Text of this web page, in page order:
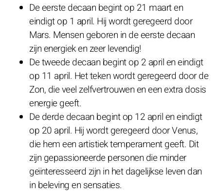
De eerste decaan begint op 21 maart en
eindigt op 1 april. Hij wordt geregeerd door
Mars. Mensen geboren in de eerste decaan
zijn energiek en zeer levendig!
De tweede decaan begint op 2 april en eindigt
op 11 april. Het teken wordt geregeerd door de
Zon, die veel zelfvertrouwen en een extra dosis
energie geeft.
De derde decaan begint op 12 april en eindigt
op 20 april. Hij wordt geregeerd door Venus,
die hem een artistiek temperament geeft. Dit
zijn gepassioneerde personen die minder
geïnteresseerd zijn in het dagelijkse leven dan
in beleving en sensaties.